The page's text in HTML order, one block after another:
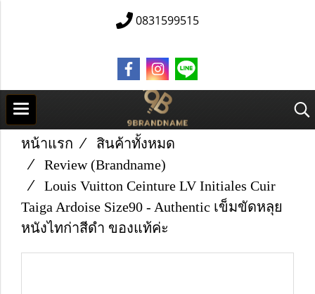
0831599515
หน้าแรก
สินค้าทั้งหมด
Review (Brandname)
Louis Vuitton Ceinture LV Initiales Cuir
Taiga Ardoise Size90 - Authentic เข็มขัดหลุย
หนังไทก่าสีดำ ของแท้ค่ะ